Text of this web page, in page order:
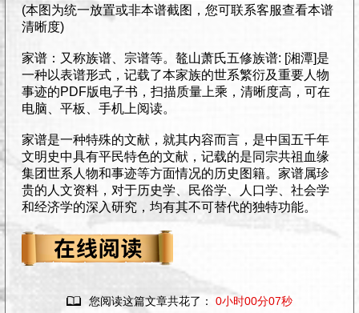
(本图为统一放置或非本谱截图，您可联系客服查看本谱
清晰度)
家谱：又称族谱、宗谱等。鼇山萧氏五修族谱: [湘潭]是
一种以表谱形式，记载了本家族的世系繁衍及重要人物
事迹的PDF版电子书，扫描质量上乘，清晰度高，可在
电脑、平板、手机上阅读。
家谱是一种特殊的文献，就其内容而言，是中国五千年
文明史中具有平民特色的文献，记载的是同宗共祖血缘
集团世系人物和事迹等方面情况的历史图籍。家谱属珍
贵的人文资料，对于历史学、民俗学、人口学、社会学
和经济学的深入研究，均有其不可替代的独特功能。
 您阅读这篇文章共花了： 0小时00分08秒